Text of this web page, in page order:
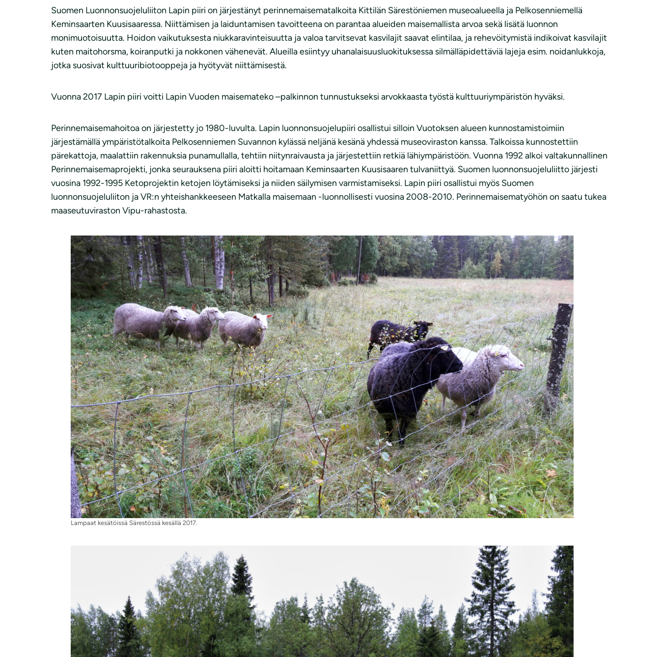
Suomen Luonnonsuojeluliiton Lapin piiri on järjestänyt perinnemaisematalkoita Kittilän Särestöniemen museoalueella ja Pelkosenniemellä
Keminsaarten Kuusisaaressa. Niittämisen ja laiduntamisen tavoitteena on parantaa alueiden maisemallista arvoa sekä lisätä luonnon
monimuotoisuutta. Hoidon vaikutuksesta niukkaravinteisuutta ja valoa tarvitsevat kasvilajit saavat elintilaa, ja rehevöitymistä indikoivat kasvilajit
kuten maitohorsma, koiranputki ja nokkonen vähenevät. Alueilla esiintyy uhanalaisuusluokituksessa silmälläpidettäviä lajeja esim. noidanlukkoja,
jotka suosivat kulttuuribiotooppeja ja hyötyvät niittämisestä.
Vuonna 2017 Lapin piiri voitti Lapin Vuoden maisemateko –palkinnon tunnustukseksi arvokkaasta työstä kulttuuriympäristön hyväksi.
Perinnemaisemahoitoa on järjestetty jo 1980-luvulta. Lapin luonnonsuojelupiiri osallistui silloin Vuotoksen alueen kunnostamistoimiin
järjestämällä ympäristötalkoita Pelkosenniemen Suvannon kylässä neljänä kesänä yhdessä museoviraston kanssa. Talkoissa kunnostettiin
pärekattoja, maalattiin rakennuksia punamullalla, tehtiin niitynraivausta ja järjestettiin retkiä lähiympäristöön. Vuonna 1992 alkoi valtakunnallinen
Perinnemaisemaprojekti, jonka seurauksena piiri aloitti hoitamaan Keminsaarten Kuusisaaren tulvaniittyä. Suomen luonnonsuojeluliitto järjesti
vuosina 1992-1995 Ketoprojektin ketojen löytämiseksi ja niiden säilymisen varmistamiseksi. Lapin piiri osallistui myös Suomen
luonnonsuojeluliiton ja VR:n yhteishankkeeseen Matkalla maisemaan -luonnollisesti vuosina 2008-2010. Perinnemaisematyöhön on saatu tukea
maaseutuviraston Vipu-rahastosta.
Lampaat kesätöissä Särestössä kesällä 2017.